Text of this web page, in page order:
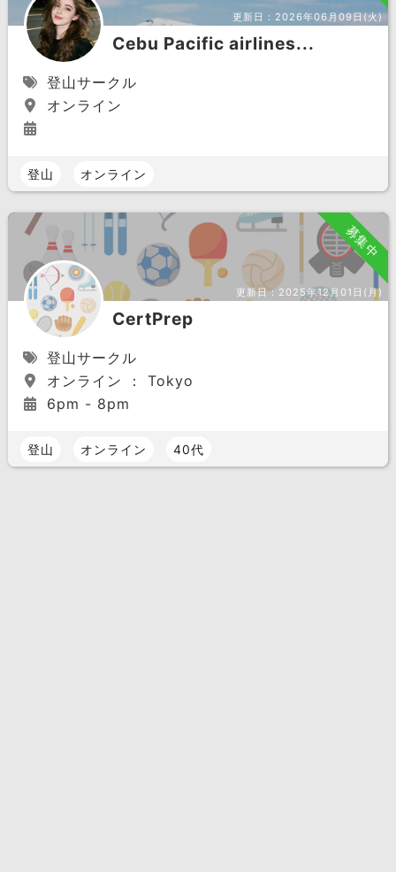
更新日： 2026年06月09日(火)
Cebu Pacific airlines...
登山サークル
オンライン
登山 オンライン
募集中
更新日： 2025年12月01日(月)
CertPrep
登山サークル
オンライン ： Tokyo
6pm - 8pm
登山 オンライン 40代